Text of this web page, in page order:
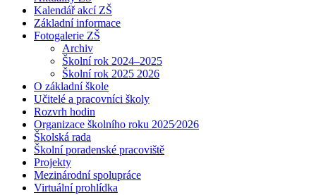
Kalendář akcí ZŠ
Základní informace
Fotogalerie ZŠ
Archiv
Školní rok 2024–2025
Školní rok 2025 2026
O základní škole
Učitelé a pracovníci školy
Rozvrh hodin
Organizace školního roku 2025⁄2026
Školská rada
Školní poradenské pracoviště
Projekty
Mezinárodní spolupráce
Virtuální prohlídka